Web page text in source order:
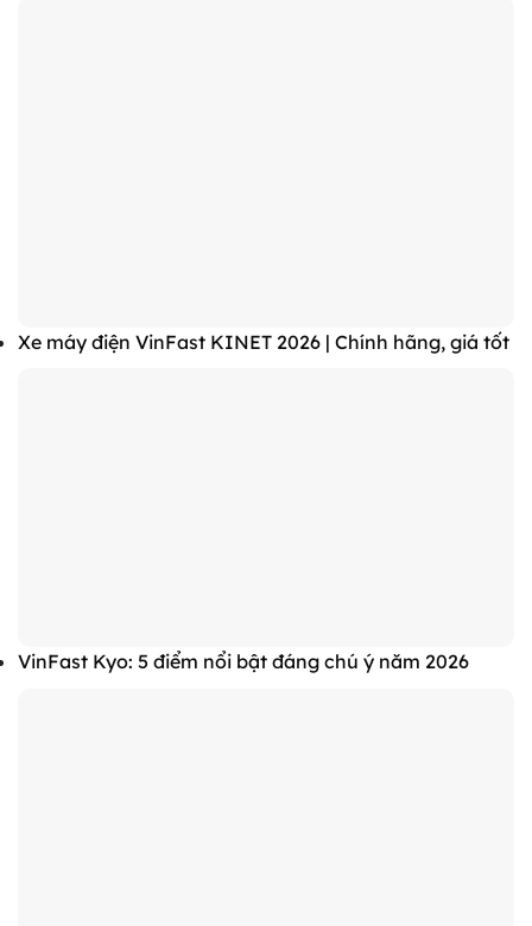
Xe máy điện VinFast KINET 2026 | Chính hãng, giá tốt
VinFast Kyo: 5 điểm nổi bật đáng chú ý năm 2026